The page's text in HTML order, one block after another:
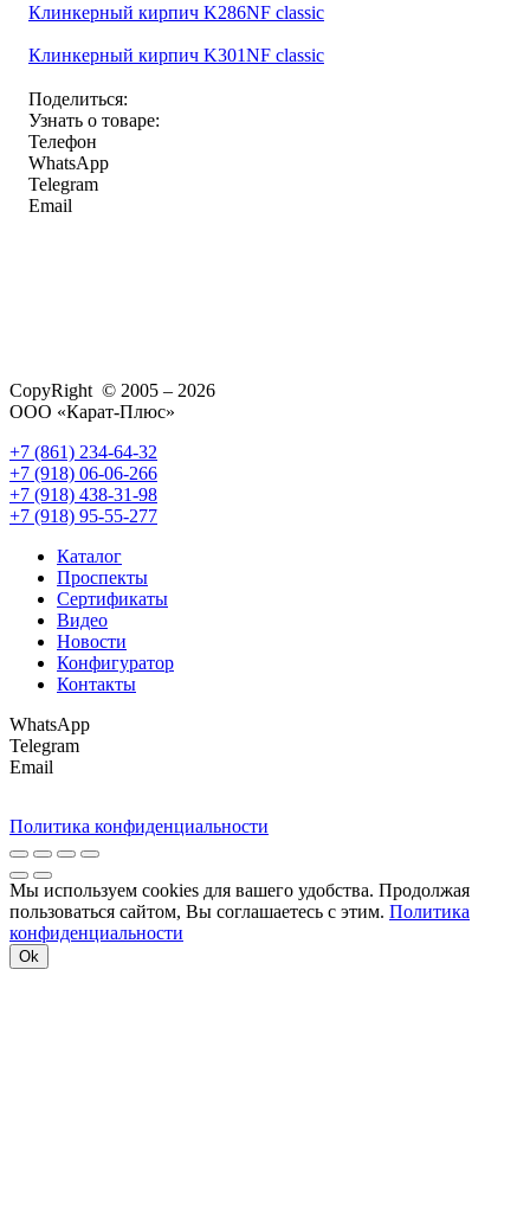
Клинкерный кирпич K286NF classic
Клинкерный кирпич K301NF classic
Поделиться:
Узнать о товаре:
Телефон
WhatsApp
Telegram
Email
CopyRight © 2005 – 2026
ООО «Карат-Плюс»
+7 (861) 234-64-32
+7 (918) 06-06-266
+7 (918) 438-31-98
+7 (918) 95-55-277
Каталог
Проспекты
Сертификаты
Видео
Новости
Конфигуратор
Контакты
WhatsApp
Telegram
Email
Политика конфиденциальности
Мы используем cookies для вашего удобства. Продолжая
пользоваться сайтом, Вы соглашаетесь с этим. Политика
конфиденциальности
Ok